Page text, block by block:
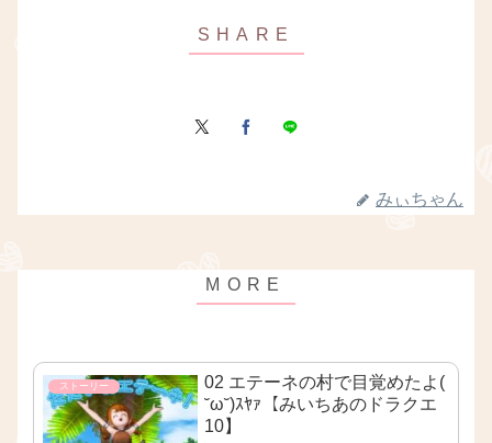
みぃちゃん
ストーリー
02 エテーネの村で目覚めたよ(
˘ω˘)ｽﾔｧ【みいちあのドラクエ
10】